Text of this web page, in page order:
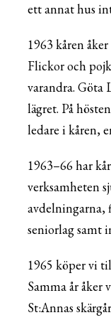
ett annat hus
1963 kåren
Flickor och
varandra. Göta
lägret. På
ledare i kåren,
1963–66 har
verksamheten
avdelningarna,
seniorlag samt
1965 köper vi
Samma år åker
St:Annas